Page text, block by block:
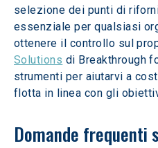
selezione dei punti di
essenziale per qualsiasi
ottenere il controllo sul
Solutions di Breakthrough
strumenti per aiutarvi a
flotta in linea con gli
Domande frequenti